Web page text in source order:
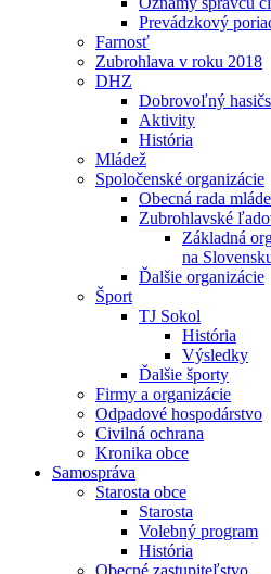
Prevádzkový
Farnosť
Zubrohlava v roku 2018
DHZ
Dobrovoľný
Aktivity
História
Mládež
Spoločenské organizácie
Obecná rada
Zubrohlavské
Základná
na
Ďalšie organizácie
Šport
TJ Sokol
História
Výsledky
Ďalšie športy
Firmy a organizácie
Odpadové hospodárstvo
Civilná ochrana
Kronika obce
Samospráva
Starosta obce
Starosta
Volebný program
História
Obecné zastupiteľstvo